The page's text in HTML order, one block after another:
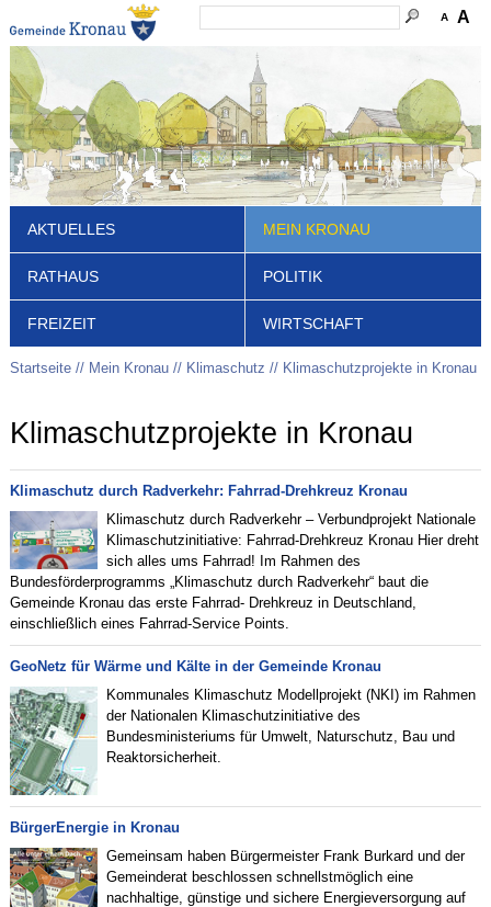
A A
AKTUELLES MEIN KRONAU
RATHAUS POLITIK
FREIZEIT WIRTSCHAFT
Startseite Mein Kronau Klimaschutz Klimaschutzprojekte in Kronau
Klimaschutzprojekte in Kronau
Klimaschutz durch Radverkehr: Fahrrad-Drehkreuz Kronau
Klimaschutz durch Radverkehr – Verbundprojekt Nationale
Klimaschutzinitiative: Fahrrad-Drehkreuz Kronau Hier dreht
sich alles ums Fahrrad! Im Rahmen des
Bundesförderprogramms „Klimaschutz durch Radverkehr“ baut die
Gemeinde Kronau das erste Fahrrad- Drehkreuz in Deutschland,
einschließlich eines Fahrrad-Service Points.
GeoNetz für Wärme und Kälte in der Gemeinde Kronau
Kommunales Klimaschutz Modellprojekt (NKI) im Rahmen
der Nationalen Klimaschutzinitiative des
Bundesministeriums für Umwelt, Naturschutz, Bau und
Reaktorsicherheit.
BürgerEnergie in Kronau
Gemeinsam haben Bürgermeister Frank Burkard und der
Gemeinderat beschlossen schnellstmöglich eine
nachhaltige, günstige und sichere Energieversorgung auf